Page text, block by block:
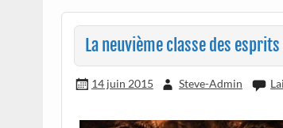
La neuvième classe des
14 juin 2015 Steve-Admin